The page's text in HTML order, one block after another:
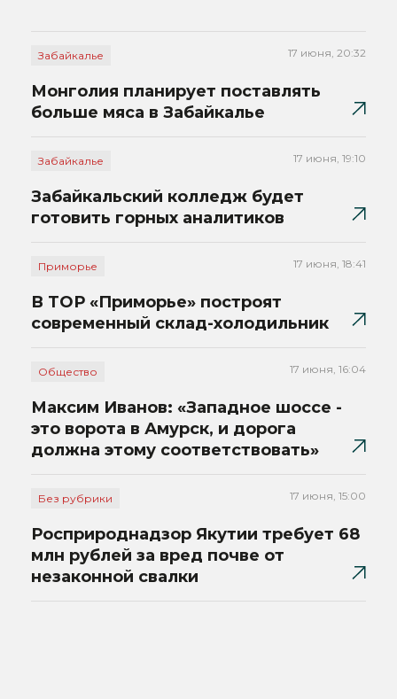
Забайкалье 17 июня, 20:32
Монголия планирует поставлять
больше мяса в Забайкалье
Забайкалье 17 июня, 19:10
Забайкальский колледж будет
готовить горных аналитиков
Приморье 17 июня, 18:41
В ТОР «Приморье» построят
современный склад-холодильник
Общество 17 июня, 16:04
Максим Иванов: «Западное шоссе -
это ворота в Амурск, и дорога
должна этому соответствовать»
Без рубрики 17 июня, 15:00
Росприроднадзор Якутии требует 68
млн рублей за вред почве от
незаконной свалки